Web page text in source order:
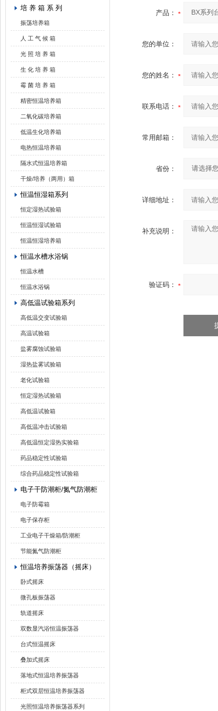
培 养 箱 系 列
振荡培养箱
人 工 气 候 箱
光 照 培 养 箱
生 化 培 养 箱
霉 菌 培 养 箱
精密恒温培养箱
二氧化碳培养箱
低温生化培养箱
电热恒温培养箱
隔水式恒温培养箱
干燥/培养（两用）箱
恒温恒湿箱系列
恒定湿热试验箱
恒温恒湿试验箱
恒温恒湿培养箱
恒温水槽水浴锅
恒温水槽
恒温水浴锅
高低温试验箱系列
高低温交变试验箱
高温试验箱
盐雾腐蚀试验箱
湿热盐雾试验箱
老化试验箱
恒定湿热试验箱
高低温试验箱
高低温冲击试验箱
高低温恒定湿热实验箱
药品稳定性试验箱
综合药品稳定性试验箱
电子干防潮柜/氮气防潮柜
电子防霉箱
电子保存柜
工业电子干燥箱/防潮柜
节能氮气防潮柜
恒温培养振荡器（摇床）
卧式摇床
微孔板振荡器
轨道摇床
双数显汽浴恒温振荡器
台式恒温摇床
叠加式摇床
落地式恒温培养振荡器
柜式双层恒温培养振荡器
光照恒温培养振荡器系列
产品：
您的单位：
您的姓名：
联系电话：
常用邮箱：
省份：
详细地址：
补充说明：
验证码：